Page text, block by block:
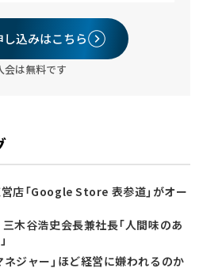
込みはこちら
は無料です
店「Google Store 表参道」がオー
木谷浩史会長兼社長「人間味のあ
ネジャー」ほど経営に嫌われるのか